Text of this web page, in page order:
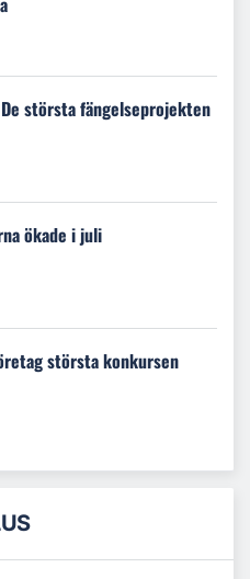
största fängelseprojekten
ökade i juli
största konkursen